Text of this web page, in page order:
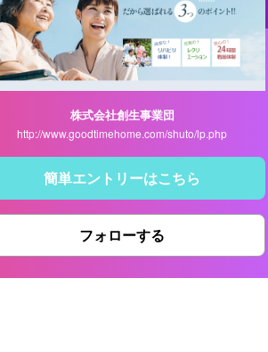
株式会社創生事業団
http://www.goodtimehome.com/shuto/lp.php
簡単エントリーはこちら
フォローする